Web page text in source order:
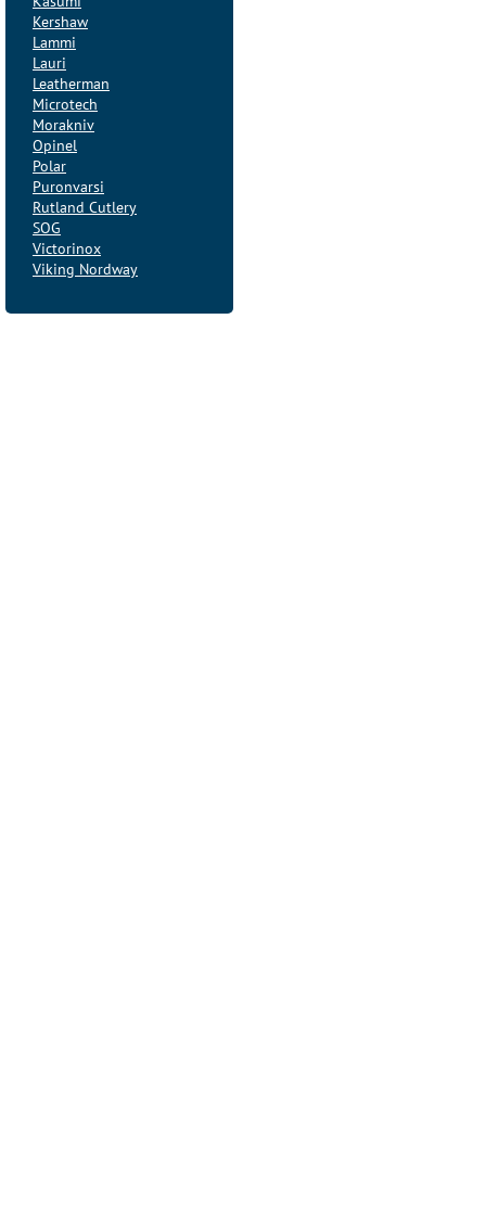
Kershaw
Lammi
Lauri
Leatherman
Microtech
Morakniv
Opinel
Polar
Puronvarsi
Rutland Cutlery
SOG
Victorinox
Viking Nordway